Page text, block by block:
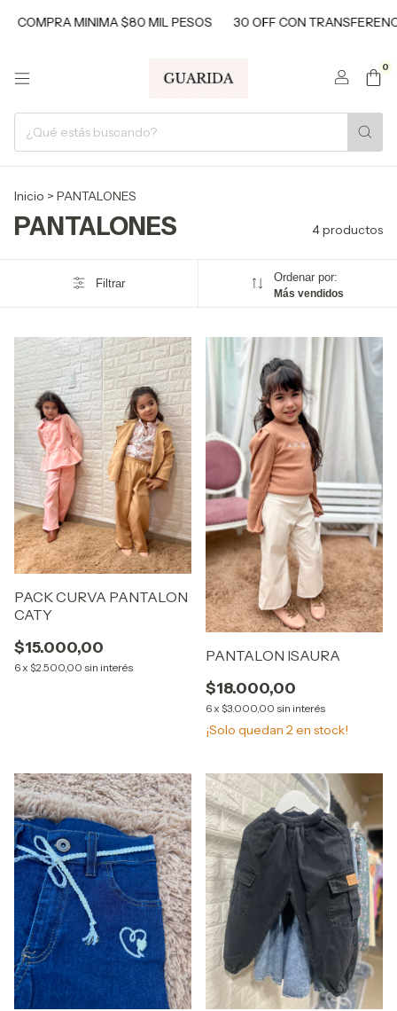
COMPRA MINIMA $80 MIL PESOS 30 OFF CON
0
Inicio > PANTALONES
PANTALONES 4 productos
Filtrar Ordenar por:
Más vendidos
PACK CURVA PANTALON
CATY
$15.000,00
6 x $2.500,00 sin interés
PANTALON ISAURA
$18.000,00
6 x $3.000,00 sin interés
¡Solo quedan 2 en stock!